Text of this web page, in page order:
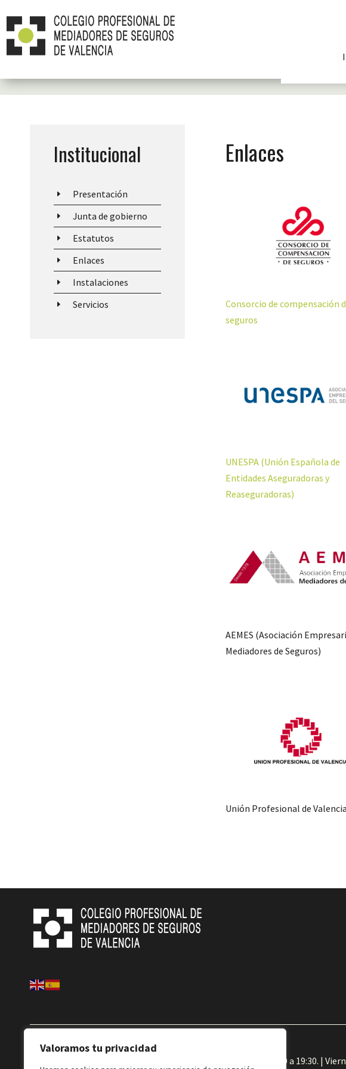
Valoramos tu privacidad
Institucional
E Presentación
E Junta de gobierno
E Estatutos
E Enlaces
E Instalaciones
E Servicios
Enlaces
Consorcio de compensación
seguros
UNESPA (Unión Española de
Entidades Aseguradoras y
Reaseguradoras)
AEMES (Asociación
Mediadores de Seguros)
Unión Profesional de Valencia
Lunes a Jueves: 09:00 a 15:00 h – 16:00 a 19:30. |